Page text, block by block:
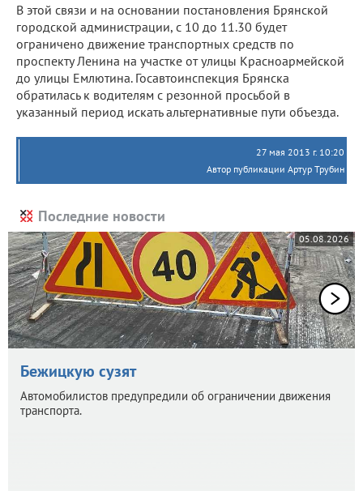
В этой связи и на основании постановления Брянской
городской администрации, с 10 до 11.30 будет
ограничено движение транспортных средств по
проспекту Ленина на участке от улицы Красноармейской
до улицы Емлютина. Госавтоинспекция Брянска
обратилась к водителям с резонной просьбой в
указанный период искать альтернативные пути объезда.
27 мая 2013 г. 10:20
Автор публикации Артур Трубин
Последние новости
05.08.2026
Бежицкую сузят
Автомобилистов предупредили об ограничении движения
транспорта.